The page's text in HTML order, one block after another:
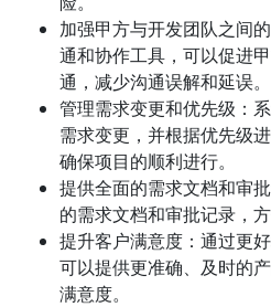
加强甲方与开发团队之间
通和协作工具，可以促进
通，减少沟通误解和延误。
管理需求变更和优先级：
需求变更，并根据优先级
确保项目的顺利进行。
提供全面的需求文档和审
的需求文档和审批记录，
提升客户满意度：通过更
可以提供更准确、及时的
满意度。